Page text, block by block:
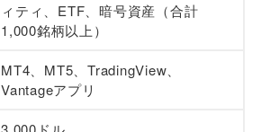
ィティ、ETF、暗号資産（合計
1,000銘柄以上）
MT4、MT5、TradingView、
Vantageアプリ